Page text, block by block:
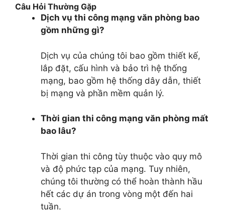
Câu Hỏi Thường Gặp
Dịch vụ thi công mạng văn phòng bao
gồm những gì?
Dịch vụ của chúng tôi bao gồm thiết kế,
lắp đặt, cấu hình và bảo trì hệ thống
mạng, bao gồm hệ thống dây dẫn, thiết
bị mạng và phần mềm quản lý.
Thời gian thi công mạng văn phòng mất
bao lâu?
Thời gian thi công tùy thuộc vào quy mô
và độ phức tạp của mạng. Tuy nhiên,
chúng tôi thường có thể hoàn thành hầu
hết các dự án trong vòng một đến hai
tuần.